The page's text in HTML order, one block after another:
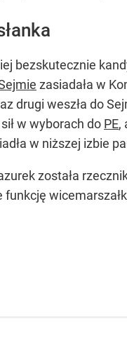
bezskutecznie
zasiadała w
drugi weszła do
w wyborach do PE,
w niższej izbie
została